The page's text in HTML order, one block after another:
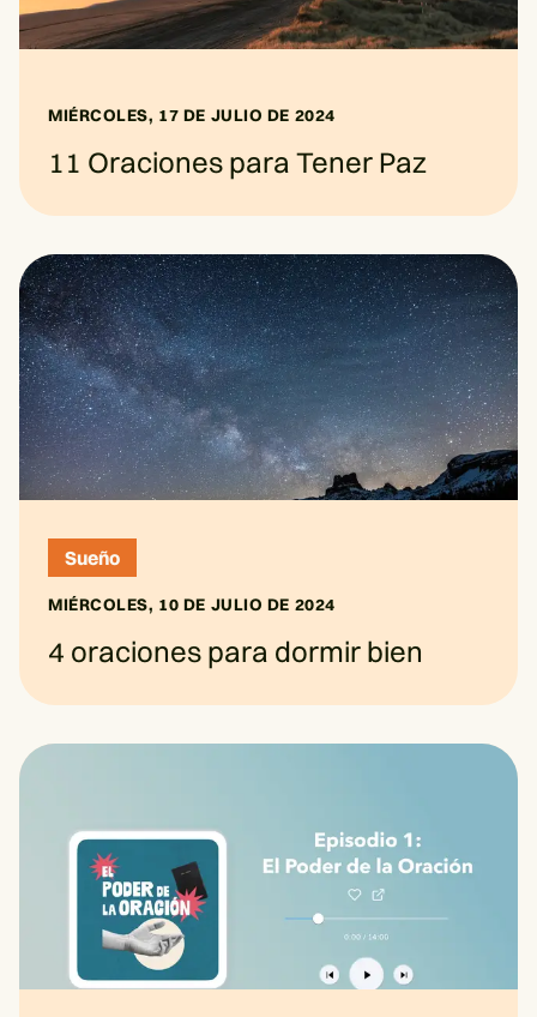
MIÉRCOLES, 17 DE JULIO DE 2024
11 Oraciones para Tener Paz
Sueño
MIÉRCOLES, 10 DE JULIO DE 2024
4 oraciones para dormir bien